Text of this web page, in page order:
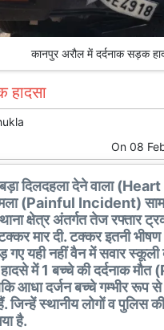
कानपुर अरौल में दर्दनाक सड़क
हादसा
On 08
दिलदहला देने वाला
(Painful Incident)
क्षेत्र अंतर्गत तेज रफ्तार
मार दी. टक्कर इतनी
यही नहीं वैन में सवार स्कूली
हादसे में 1 बच्चे की दर्दनाक
आधा दर्जन बच्चे गम्भीर
स्थानीय लोगों व पुलिस
है.